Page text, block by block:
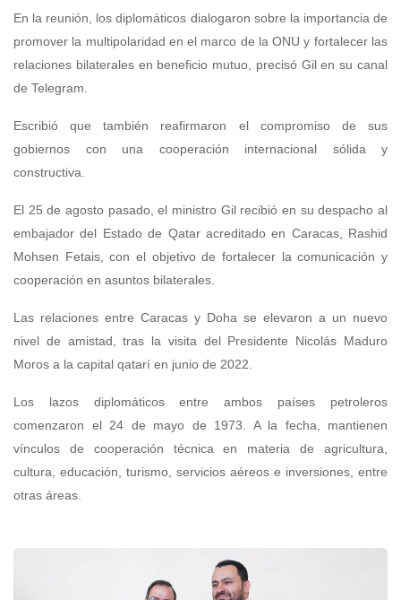
En la reunión, los diplomáticos dialogaron sobre la importancia de
promover la multipolaridad en el marco de la ONU y fortalecer las
relaciones bilaterales en beneficio mutuo, precisó Gil en su canal
de Telegram.
Escribió que también reafirmaron el compromiso de sus
gobiernos con una cooperación internacional sólida y
constructiva.
El 25 de agosto pasado, el ministro Gil recibió en su despacho al
embajador del Estado de Qatar acreditado en Caracas, Rashid
Mohsen Fetais, con el objetivo de fortalecer la comunicación y
cooperación en asuntos bilaterales.
Las relaciones entre Caracas y Doha se elevaron a un nuevo
nivel de amistad, tras la visita del Presidente Nicolás Maduro
Moros a la capital qatarí en junio de 2022.
Los lazos diplomáticos entre ambos países petroleros
comenzaron el 24 de mayo de 1973. A la fecha, mantienen
vínculos de cooperación técnica en materia de agricultura,
cultura, educación, turismo, servicios aéreos e inversiones, entre
otras áreas.